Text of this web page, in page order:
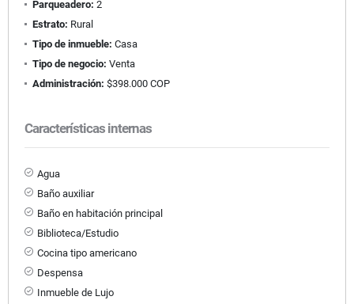
Parqueadero: 2
Estrato: Rural
Tipo de inmueble: Casa
Tipo de negocio: Venta
Administración: $398.000 COP
Características internas
Agua
Baño auxiliar
Baño en habitación principal
Biblioteca/Estudio
Cocina tipo americano
Despensa
Inmueble de Lujo